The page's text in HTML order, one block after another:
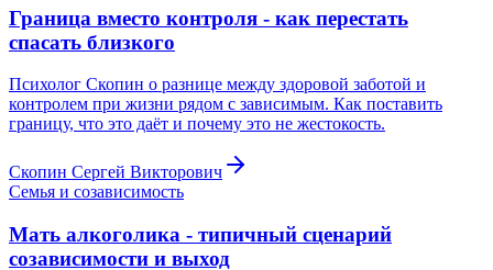
Граница вместо контроля - как перестать
спасать близкого
Психолог Скопин о разнице между здоровой заботой и
контролем при жизни рядом с зависимым. Как поставить
границу, что это даёт и почему это не жестокость.
Скопин Сергей Викторович
Семья и созависимость
Мать алкоголика - типичный сценарий
созависимости и выход